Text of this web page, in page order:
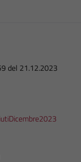
del 21.12.2023